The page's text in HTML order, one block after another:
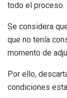
todo el proceso.
Se considera
que no tenía
momento de
Por ello,
condiciones